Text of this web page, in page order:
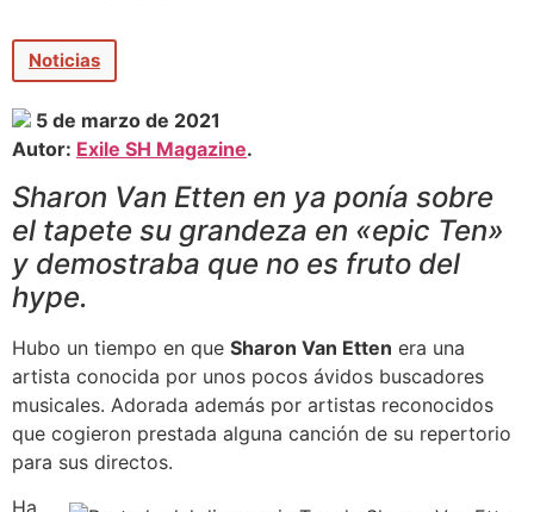
Noticias
5 de marzo de 2021
Autor: Exile SH Magazine.
Sharon Van Etten en ya ponía sobre
el tapete su grandeza en «epic Ten»
y demostraba que no es fruto del
hype.
Hubo un tiempo en que Sharon Van Etten era una
artista conocida por unos pocos ávidos buscadores
musicales. Adorada además por artistas reconocidos
que cogieron prestada alguna canción de su repertorio
para sus directos.